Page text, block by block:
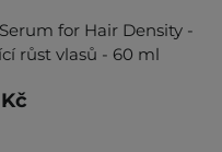
for Hair Density -
růst vlasů - 60 ml